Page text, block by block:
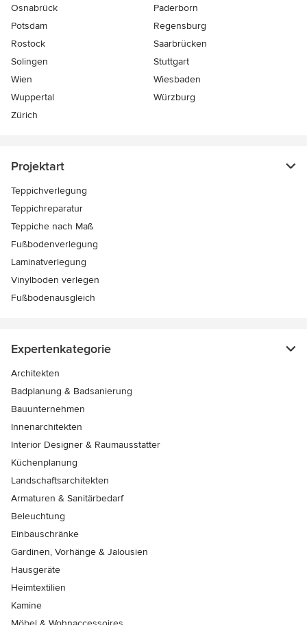
Osnabrück
Paderborn
Potsdam
Regensburg
Rostock
Saarbrücken
Solingen
Stuttgart
Wien
Wiesbaden
Wuppertal
Würzburg
Zürich
Projektart
Teppichverlegung
Teppichreparatur
Teppiche nach Maß
Fußbodenverlegung
Laminatverlegung
Vinylboden verlegen
Fußbodenausgleich
Expertenkategorie
Architekten
Badplanung & Badsanierung
Bauunternehmen
Innenarchitekten
Interior Designer & Raumausstatter
Küchenplanung
Landschaftsarchitekten
Armaturen & Sanitärbedarf
Beleuchtung
Einbauschränke
Gardinen, Vorhänge & Jalousien
Hausgeräte
Heimtextilien
Kamine